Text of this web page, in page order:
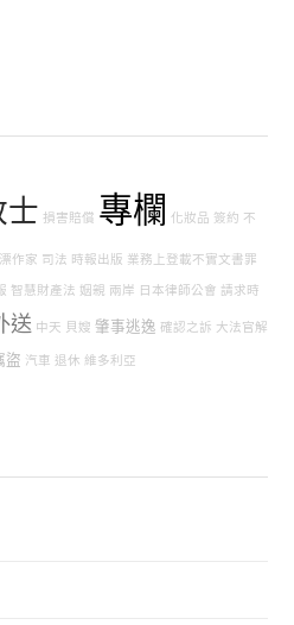
士 損害賠償 專欄 化妝品 簽約 不
作家 司法 時報出版 業務上登載不實文書罪
智慧財產法 姻親 兩岸 日本律師公會 請求時
送 中天 貝嫂 肇事逃逸 確認之訴 大法官解
盜 汽車 退休 維多利亞